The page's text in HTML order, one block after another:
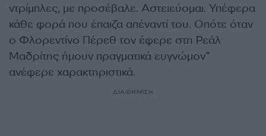
ντρίμπλες, με προσέβαλε. Αστειεύομαι. Υπέφερα
κάθε φορά που έπαιζα απέναντί του. Οπότε όταν
ο Φλορεντίνο Πέρεθ τον έφερε στη Ρεάλ
Μαδρίτης ήμουν πραγματικά ευγνώμον”
ανέφερε χαρακτηριστικά.
ΔΙΑΦΗΜΙΣΗ